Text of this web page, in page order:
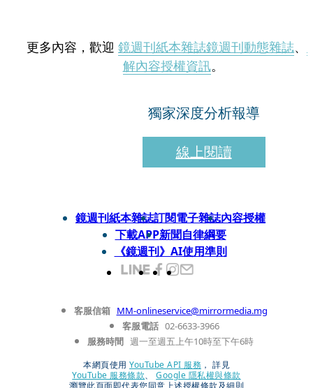
更多內容，歡迎 鏡週刊紙本雜誌鏡週刊動態雜誌、
解內容授權資訊。
獨家深度分析報導
線上閱讀
鏡週刊紙本雜誌訂閱電子雜誌內容授權
下載APP新聞自律綱要
《鏡週刊》AI使用準則
客服信箱 MM-onlineservice@mirrormedia.mg
客服電話 02-6633-3966
服務時間 週一至週五上午10時至下午6時
本網頁使用 YouTube API 服務 ， 詳見
YouTube 服務條款、
Google 隱私權與條款